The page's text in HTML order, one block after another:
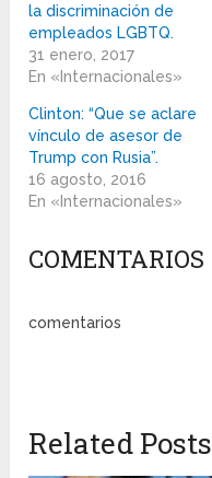
la discriminación de
empleados LGBTQ.
31 enero, 2017
En «Internacionales»
Clinton: “Que se aclare
vínculo de asesor de
Trump con Rusia”.
16 agosto, 2016
En «Internacionales»
COMENTARIOS
comentarios
Related Posts